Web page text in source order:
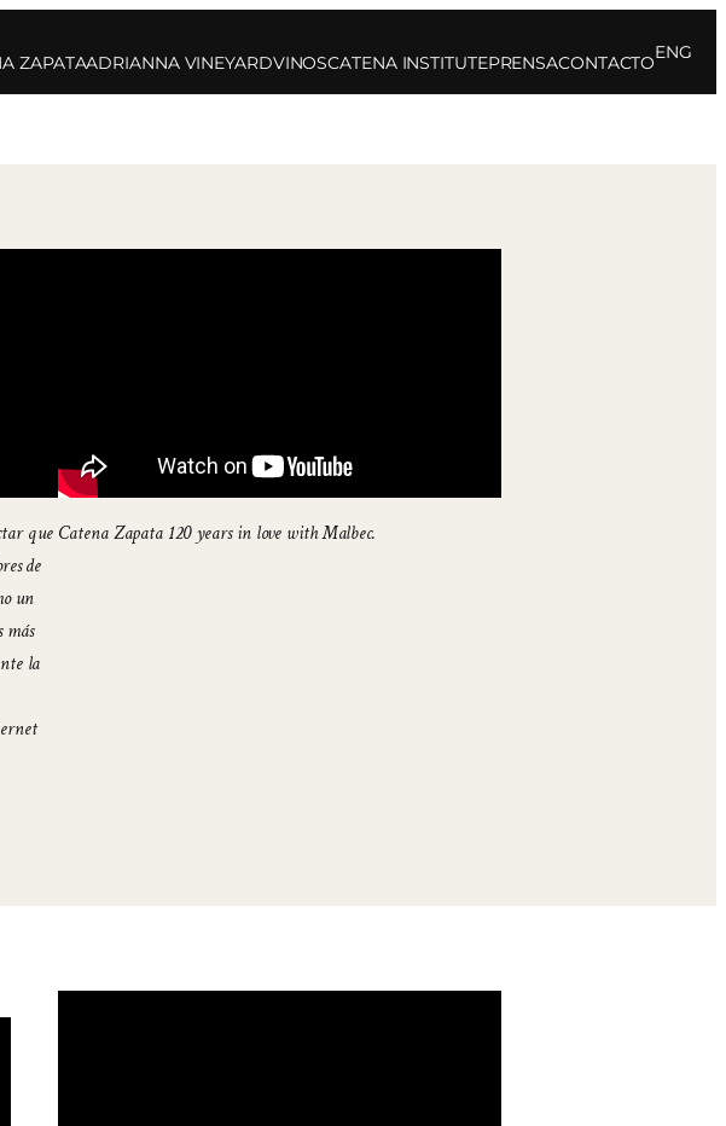
ZAPATAADRIANNA VINEYARDVINOSCATENA INSTITUTEPRENSACONTACTO
ENG
que
de
un
más
la
Catena Zapata 120 years in love with Malbec.